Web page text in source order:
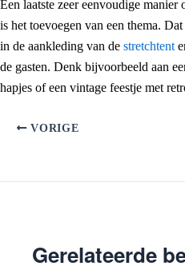
Een laatste zeer eenvoudige manier
is het toevoegen van een thema.
in de aankleding van de stretchtent
de gasten. Denk bijvoorbeeld aan
hapjes of een vintage feestje met
VORIGE
Gerelateerde